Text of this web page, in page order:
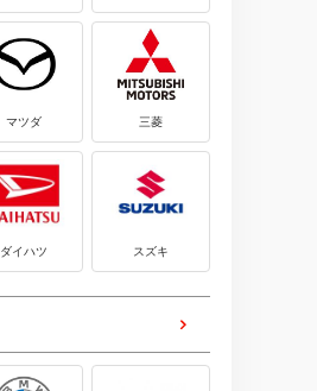
マツダ 三菱
ダイハツ スズキ